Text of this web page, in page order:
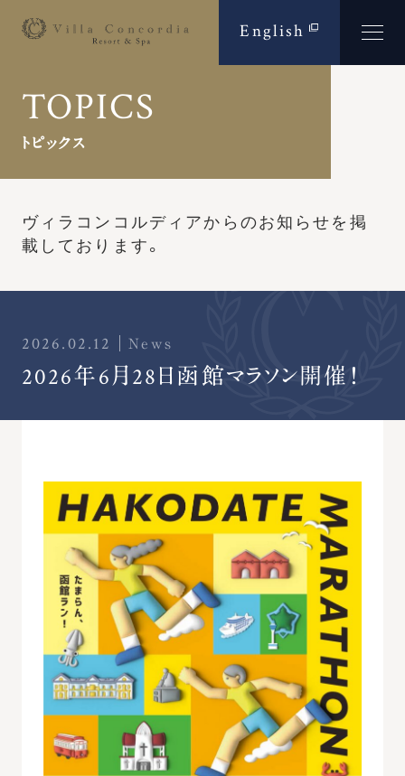
English
TOPICS
トピックス
ヴィラコンコルディアからのお知らせを 掲
載しております。
2026.02.12 News
2026年6月28日函館マラソン開催！